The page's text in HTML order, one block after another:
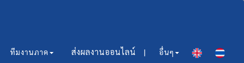
ทีมงานภาค ส่งผลงานออนไลน์​ | อื่นๆ